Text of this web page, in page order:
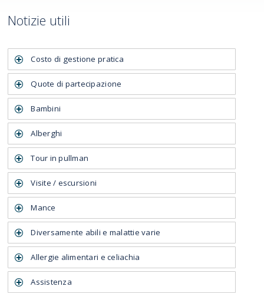
Notizie utili
Costo di gestione pratica
Quote di partecipazione
Bambini
Alberghi
Tour in pullman
Visite / escursioni
Mance
Diversamente abili e malattie varie
Allergie alimentari e celiachia
Assistenza